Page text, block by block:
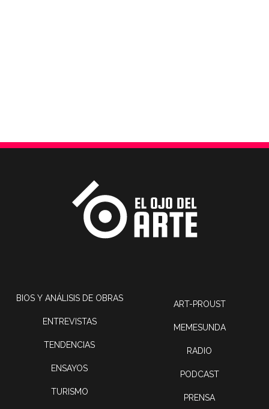
BIOS Y ANÁLISIS DE OBRAS
ENTREVISTAS
TENDENCIAS
ENSAYOS
TURISMO
ART-PROUST
MEMESUNDA
RADIO
PODCAST
PRENSA